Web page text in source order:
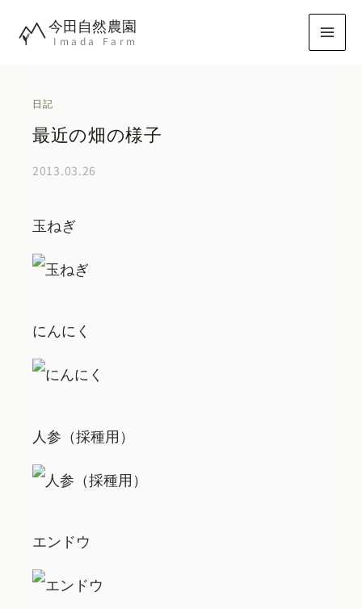
今田自然農園
Imada Farm
日記
最近の畑の様子
2013.03.26
玉ねぎ
にんにく
人参（採種用）
エンドウ